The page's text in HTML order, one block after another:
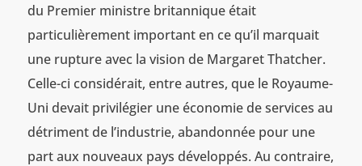
du Premier ministre britannique était
particulièrement important en ce qu’il marquait
une rupture avec la vision de Margaret Thatcher.
Celle-ci considérait, entre autres, que le Royaume-
Uni devait privilégier une économie de services au
détriment de l’industrie, abandonnée pour une
part aux nouveaux pays développés. Au contraire,